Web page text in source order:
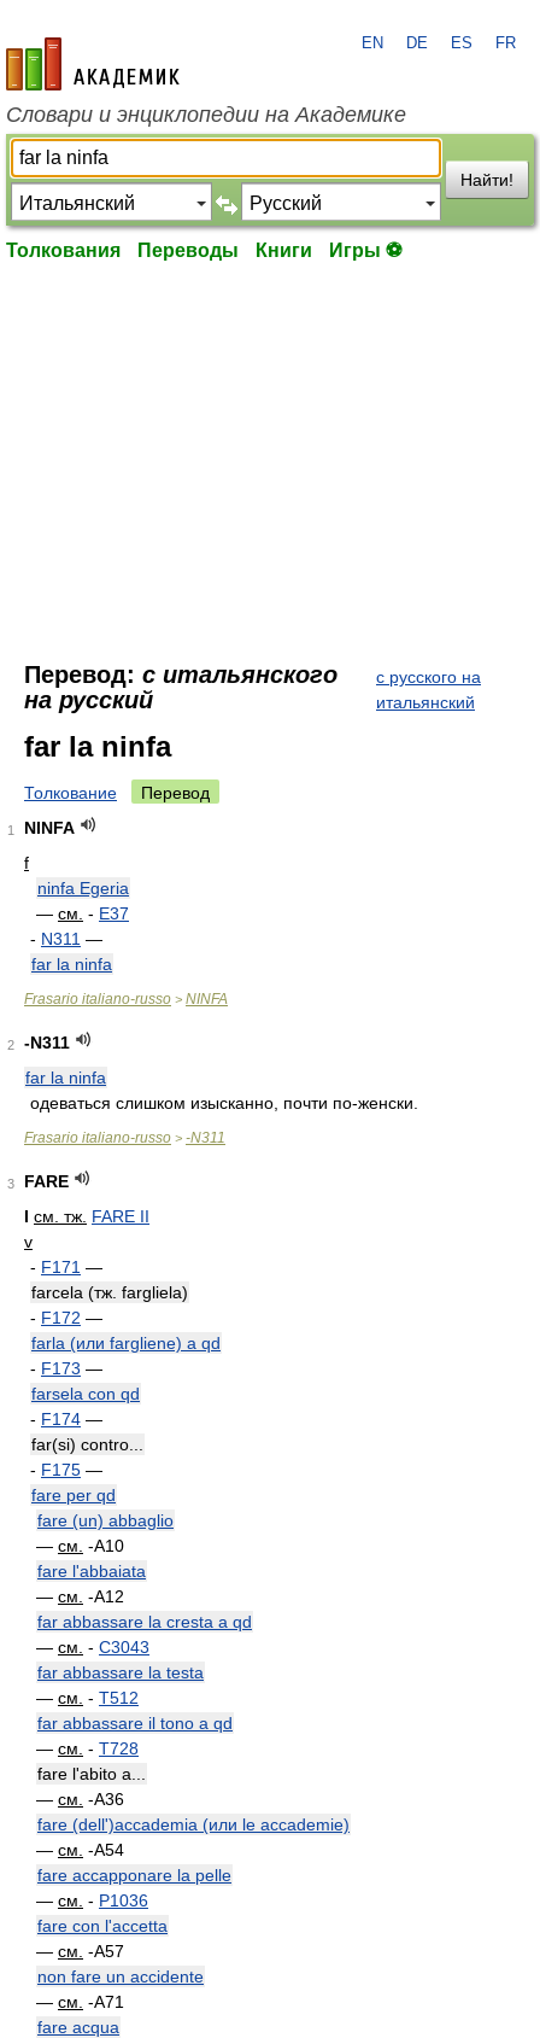
academic.ru
EN DE ES FR
Словари и энциклопедии на Академике
Найти!
Толкования Переводы Книги Игры ⚽
Перевод: с итальянского
на русский
с русского на
итальянский
far la ninfa
Толкование Перевод
1
NINFA
f
ninfa Egeria
— см. - E37
- N311 —
far la ninfa
Frasario italiano-russo > NINFA
2
-N311
far la ninfa
одеваться слишком изысканно, почти по-женски.
Frasario italiano-russo > -N311
3
FARE
I см. тж. FARE II
v
- F171 —
farcela (тж. fargliela)
- F172 —
farla (или fargliene) a qd
- F173 —
farsela con qd
- F174 —
far(si) contro...
- F175 —
fare per qd
fare (un) abbaglio
— см. -A10
fare l'abbaiata
— см. -A12
far abbassare la cresta a qd
— см. - C3043
far abbassare la testa
— см. - T512
far abbassare il tono a qd
— см. - T728
fare l'abito a...
— см. -A36
fare (dell')accademia (или le accademie)
— см. -A54
fare accapponare la pelle
— см. - P1036
fare con l'accetta
— см. -A57
non fare un accidente
— см. -A71
fare acqua